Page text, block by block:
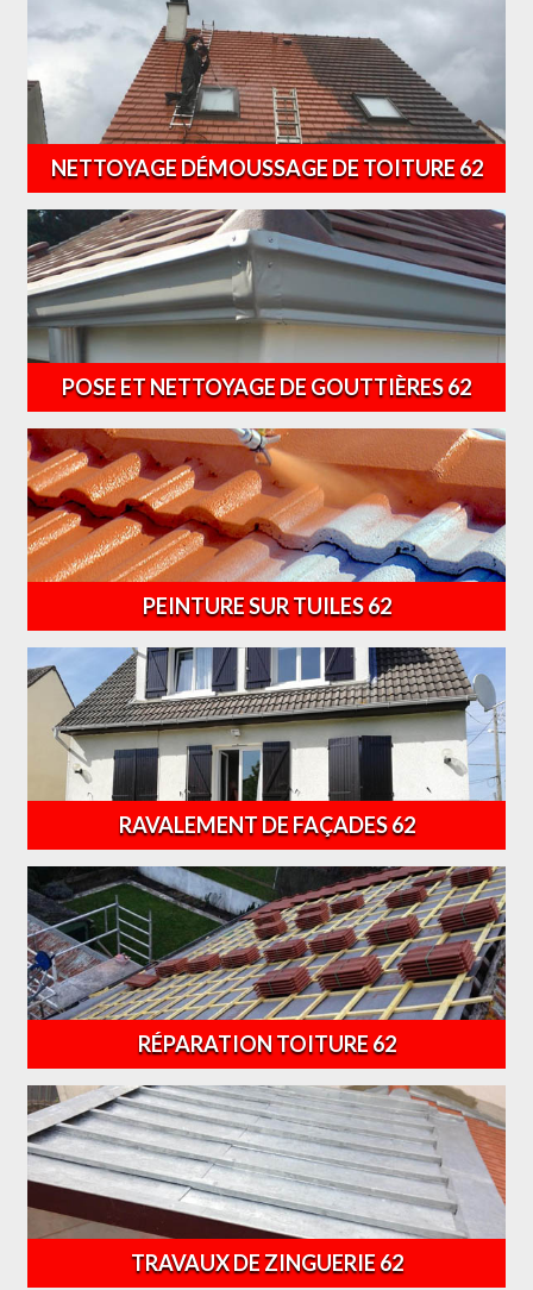
NETTOYAGE DÉMOUSSAGE DE TOITURE 62
POSE ET NETTOYAGE DE GOUTTIÈRES 62
PEINTURE SUR TUILES 62
RAVALEMENT DE FAÇADES 62
RÉPARATION TOITURE 62
TRAVAUX DE ZINGUERIE 62